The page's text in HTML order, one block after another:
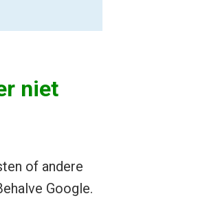
niet
of andere
Google.